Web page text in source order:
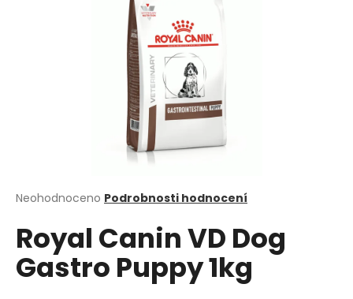
Průměrné
produktu
je
0,0
z
Neohodnoceno Podrobnosti hodnocení
Royal Canin VD Dog
Gastro Puppy 1kg
?
HLEDAT